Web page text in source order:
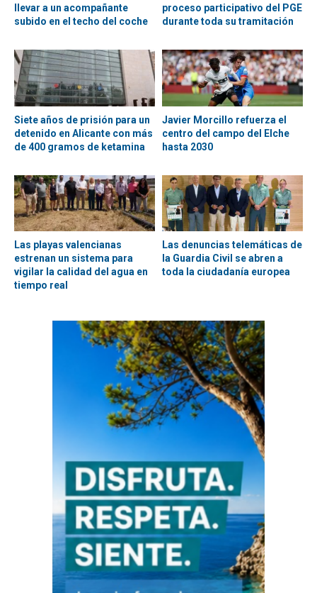
llevar a un acompañante
subido en el techo del coche
proceso participativo del PGE
durante toda su tramitación
Siete años de prisión para un
detenido en Alicante con más
de 400 gramos de ketamina
Javier Morcillo refuerza el
centro del campo del Elche
hasta 2030
Las playas valencianas
estrenan un sistema para
vigilar la calidad del agua en
tiempo real
Las denuncias telemáticas de
la Guardia Civil se abren a
toda la ciudadanía europea